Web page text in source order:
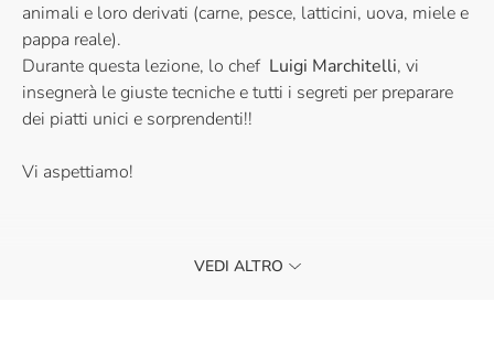
animali e loro derivati (carne, pesce, latticini, uova, miele e
pappa reale).
Durante questa lezione, lo chef Luigi Marchitelli, vi
insegnerà le giuste tecniche e tutti i segreti per preparare
dei piatti unici e sorprendenti!!
Vi aspettiamo!
La partecipazione ai nostri corsi è riservata ad un
VEDI ALTRO